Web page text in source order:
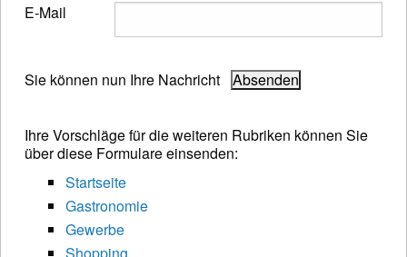
E-Mail
Sie können nun Ihre Nachricht
Ihre Vorschläge für die weiteren Rubriken können Sie
über diese Formulare einsenden:
Startseite
Gastronomie
Gewerbe
Shopping